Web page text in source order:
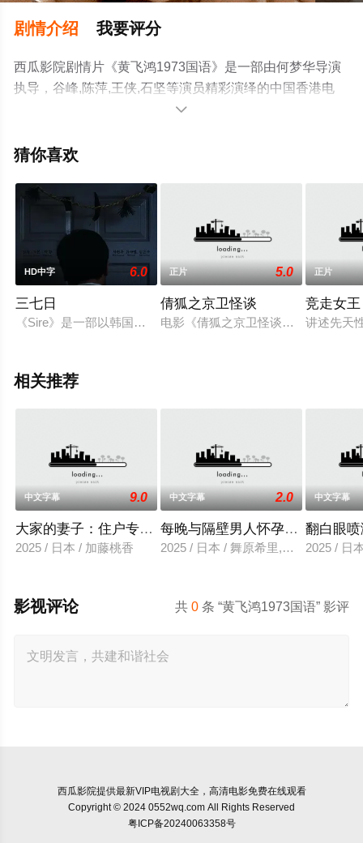
剧情介绍 我要评分
西瓜影院剧情片《黄飞鸿1973国语》是一部由何梦华导演
执导，谷峰,陈萍,王侠,石坚等演员精彩演绎的中国香港电
影，手机免费观看高清未删减完整版电影大全就上西瓜影
平台了解。

猜你喜欢
HD中字 6.0
三七日
《Sire》是一部以韩国民间宗教 Samchil (Saire) 为背景的不祥而
正片 5.0
倩狐之京卫怪谈
电影《倩狐之京卫怪谈》改编自古典
正片
竞走女王
讲述先天
相关推荐
中文字幕 9.0
大家的妻子：住户专用洞口
2025 / 日本 / 加藤桃香
中文字幕 2.0
每晚与隔壁男人怀孕性爱
2025 / 日本 / 舞原希里,佐川金二
中文字幕
翻白眼
2025 / 日
共0 条 “黄飞鸿1973国语” 影评
影视评论
西瓜影院提供最新VIP电视剧大全，高清电影免费在线观看
Copyright © 2024 0552wq.com All Rights Reserved
粤ICP备20240063358号